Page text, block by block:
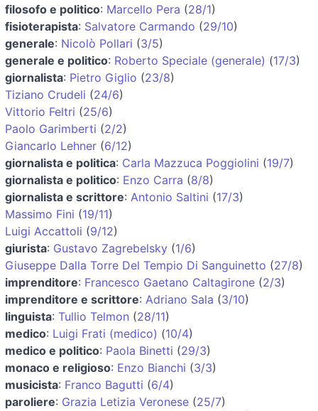
filosofo e politico: Marcello Pera (28/1)
fisioterapista: Salvatore Carmando (29/10)
generale: Nicolò Pollari (3/5)
generale e politico: Roberto Speciale (generale) (17/3)
giornalista: Pietro Giglio (23/8)
Tiziano Crudeli (24/6)
Vittorio Feltri (25/6)
Paolo Garimberti (2/2)
Giancarlo Lehner (6/12)
giornalista e politica: Carla Mazzuca Poggiolini (19/7)
giornalista e politico: Enzo Carra (8/8)
giornalista e scrittore: Antonio Saltini (17/3)
Massimo Fini (19/11)
Luigi Accattoli (9/12)
giurista: Gustavo Zagrebelsky (1/6)
Giuseppe Dalla Torre Del Tempio Di Sanguinetto (27/8)
imprenditore: Francesco Gaetano Caltagirone (2/3)
imprenditore e scrittore: Adriano Sala (3/10)
linguista: Tullio Telmon (28/11)
medico: Luigi Frati (medico) (10/4)
medico e politico: Paola Binetti (29/3)
monaco e religioso: Enzo Bianchi (3/3)
musicista: Franco Bagutti (6/4)
paroliere: Grazia Letizia Veronese (25/7)